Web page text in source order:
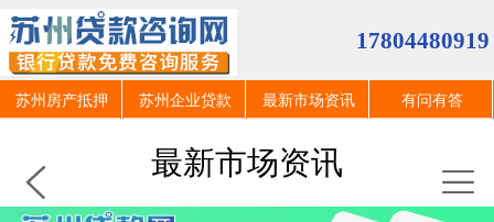
17804480919
苏州房产抵押 苏州企业贷款 最新市场资讯 有问有答
最新市场资讯